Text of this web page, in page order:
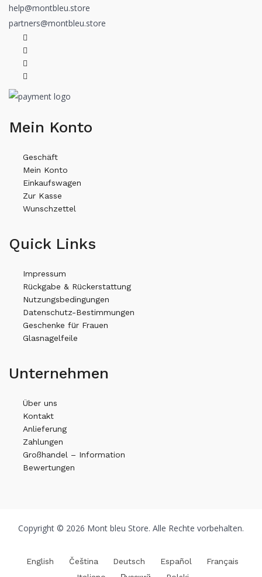
help@montbleu.store
partners@montbleu.store
Mein Konto
Geschäft
Mein Konto
Einkaufswagen
Zur Kasse
Wunschzettel
Quick Links
Impressum
Rückgabe & Rückerstattung
Nutzungsbedingungen
Datenschutz-Bestimmungen
Geschenke für Frauen
Glasnagelfeile
Unternehmen
Über uns
Kontakt
Anlieferung
Zahlungen
Großhandel – Information
Bewertungen
Copyright © 2026 Mont bleu Store. Alle Rechte vorbehalten.
English Čeština Deutsch Español
Français